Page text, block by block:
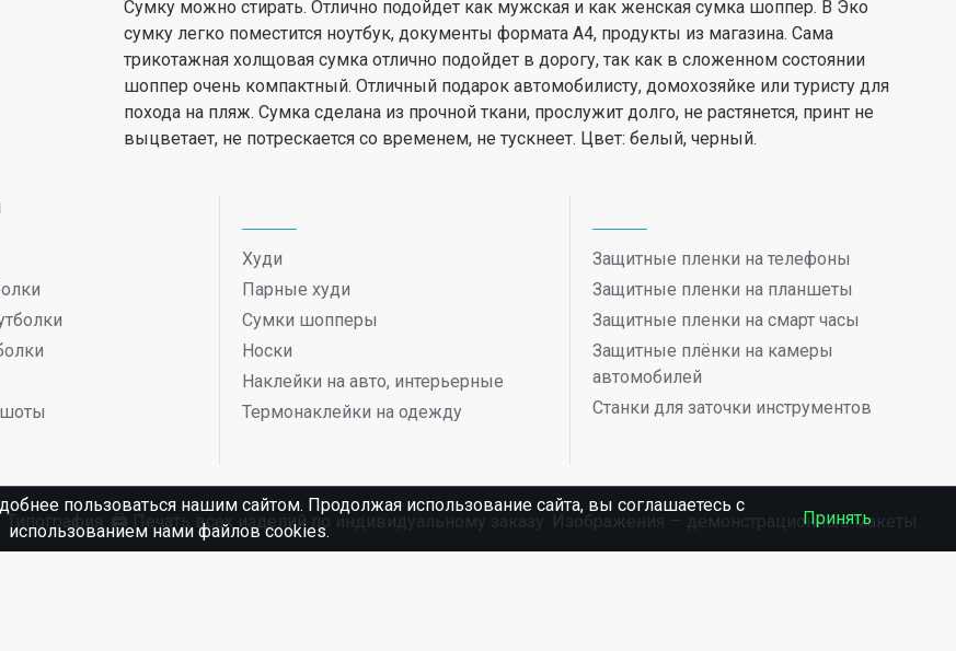
Сумку можно стирать. Отлично подойдет как мужская и как женская сумка шоппер. В Эко
сумку легко поместится ноутбук, документы формата А4, продукты из магазина. Сама
трикотажная холщовая сумка отлично подойдет в дорогу, так как в сложенном состоянии
шоппер очень компактный. Отличный подарок автомобилисту, домохозяйке или туристу для
похода на пляж. Сумка сделана из прочной ткани, прослужит долго, не растянется, принт не
выцветает, не потрескается со временем, не тускнеет. Цвет: белый, черный.
Худи
Парные худи
Сумки шопперы
Носки
Наклейки на авто, интерьерные
Термонаклейки на одежду
Защитные пленки на телефоны
Защитные пленки на планшеты
Защитные пленки на смарт часы
Защитные плёнки на камеры
автомобилей
Станки для заточки инструментов
Типография. 🖨️ Печать всех изделий по индивидуальному заказу. Изображения — демонстрационные макеты.
пользоваться нашим сайтом. Продолжая использование сайта, вы соглашаетесь c
использованием нами файлов cookies.
Принять